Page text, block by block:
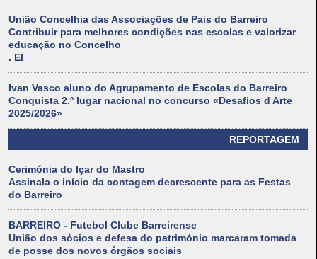
União Concelhia das Associações de Pais do Barreiro
Contribuir para melhores condições nas escolas e valorizar
educação no Concelho
. El
Ivan Vasco aluno do Agrupamento de Escolas do Barreiro
Conquista 2.º lugar nacional no concurso «Desafios d Arte
2025/2026»
REPORTAGEM
Cerimónia do Içar do Mastro
Assinala o início da contagem decrescente para as Festas
do Barreiro
BARREIRO - Futebol Clube Barreirense
União dos sócios e defesa do património marcaram tomada
de posse dos novos órgãos sociais